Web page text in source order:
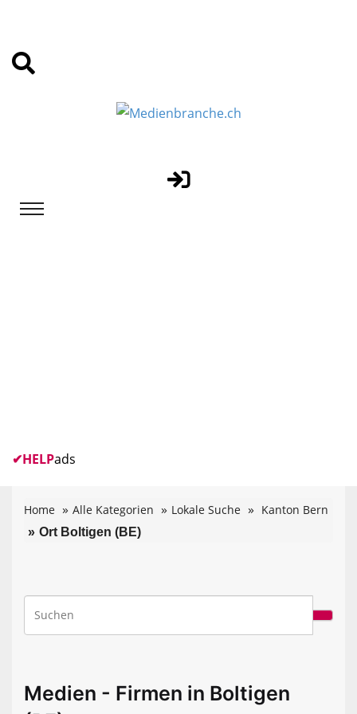
✔HELPads
Home Alle Kategorien Lokale Suche Kanton Bern
Ort Boltigen (BE)
Medien - Firmen in Boltigen